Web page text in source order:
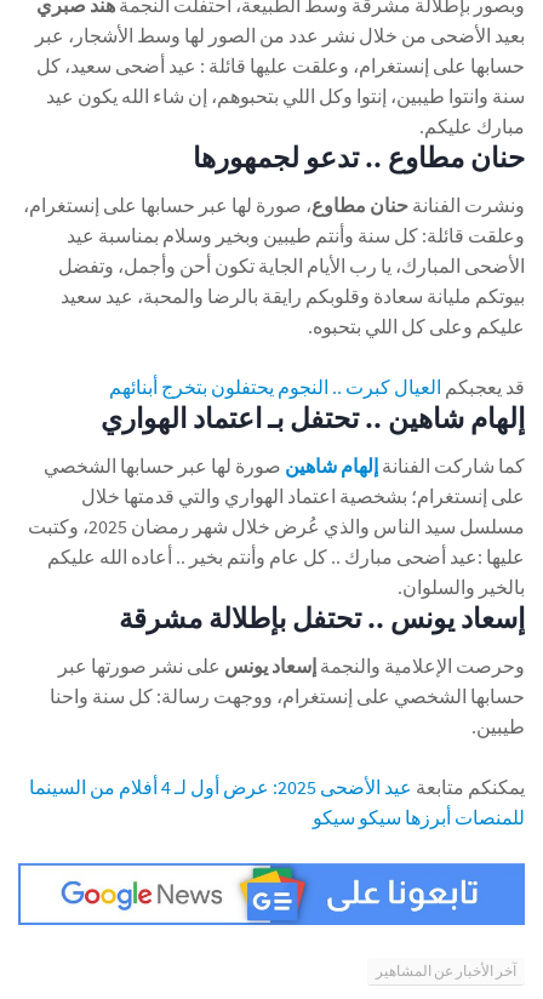
بعيد الأضحى من خلال نشر عدد من الصور لها وسط الأشجار، عبر
حسابها على إنستغرام، وعلقت عليها قائلة : عيد أضحى سعيد، كل
سنة وانتوا طيبين، إنتوا وكل اللي بتحبوهم، إن شاء الله يكون عيد
مبارك عليكم.
حنان مطاوع .. تدعو لجمهورها
ونشرت الفنانة حنان مطاوع، صورة لها عبر حسابها على إنستغرام،
وعلقت قائلة: كل سنة وأنتم طيبين وبخير وسلام بمناسبة عيد
الأضحى المبارك، يا رب الأيام الجاية تكون أحن وأجمل، وتفضل
بيوتكم مليانة سعادة وقلوبكم رايقة بالرضا والمحبة، عيد سعيد
عليكم وعلى كل اللي بتحبوه.
قد يعجبكم العيال كبرت .. النجوم يحتفلون بتخرج أبنائهم
إلهام شاهين .. تحتفل بـ اعتماد الهواري
كما شاركت الفنانة إلهام شاهين صورة لها عبر حسابها الشخصي
على إنستغرام؛ بشخصية اعتماد الهواري والتي قدمتها خلال
مسلسل سيد الناس والذي عُرض خلال شهر رمضان 2025، وكتبت
عليها :عيد أضحى مبارك .. كل عام وأنتم بخير .. أعاده الله عليكم
بالخير والسلوان.
إسعاد يونس .. تحتفل بإطلالة مشرقة
وحرصت الإعلامية والنجمة إسعاد يونس على نشر صورتها عبر
حسابها الشخصي على إنستغرام، ووجهت رسالة: كل سنة واحنا
طيبين.
يمكنكم متابعة
عيد الأضحى 2025: عرض أول لـ 4 أفلام من السينما
للمنصات أبرزها سيكو سيكو
آخر الأخبار عن المشاهير